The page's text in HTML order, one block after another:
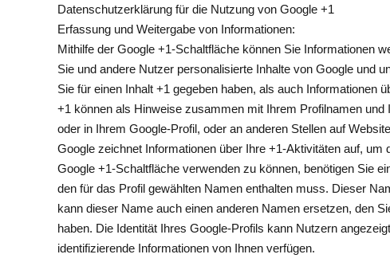
Datenschutzerklärung für die Nutzung von Google +1
Erfassung und Weitergabe von Informationen:
Mithilfe der Google +1-Schaltfläche können Sie Informationen
Sie und andere Nutzer personalisierte Inhalte von Google und
Sie für einen Inhalt +1 gegeben haben, als auch Informationen
+1 können als Hinweise zusammen mit Ihrem Profilnamen
oder in Ihrem Google-Profil, oder an anderen Stellen auf
Google zeichnet Informationen über Ihre +1-Aktivitäten auf,
Google +1-Schaltfläche verwenden zu können, benötigen Sie
den für das Profil gewählten Namen enthalten muss. Dieser
kann dieser Name auch einen anderen Namen ersetzen, den
haben. Die Identität Ihres Google-Profils kann Nutzern
identifizierende Informationen von Ihnen verfügen.